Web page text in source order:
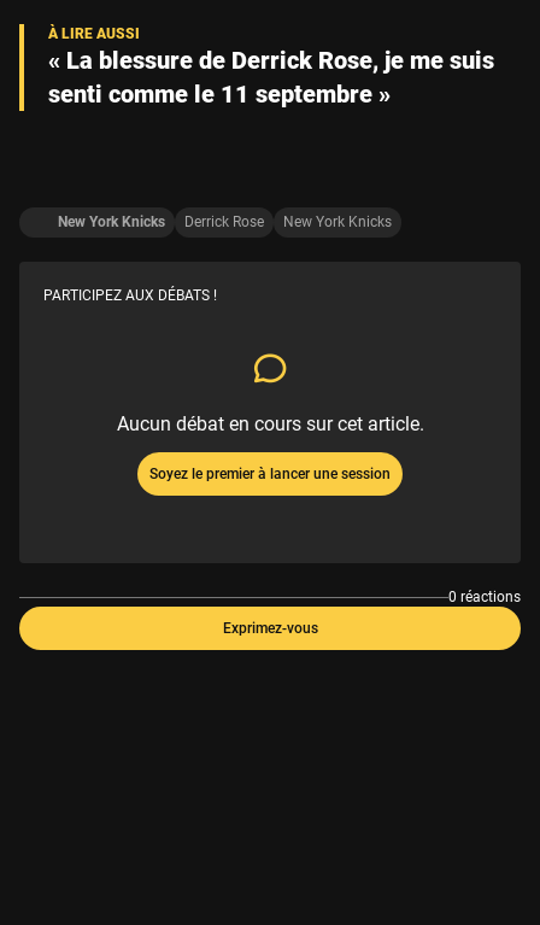
« La blessure de Derrick Rose, je me suis
senti comme le 11 septembre »
New York Knicks Derrick Rose New York Knicks
PARTICIPEZ AUX DÉBATS !
Aucun débat en cours sur cet article.
Soyez le premier à lancer une session
0 réactions
Exprimez-vous